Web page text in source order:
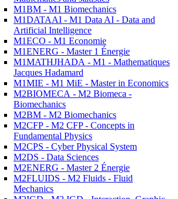
M1BM - M1 Biomechanics
M1DATAAI - M1 Data AI - Data and
Artificial Intelligence
M1ECO - M1 Economie
M1ENERG - Master 1 Énergie
M1MATHJHADA - M1 - Mathematiques
Jacques Hadamard
M1MIE - M1 MiE - Master in Economics
M2BIOMECA - M2 Biomeca -
Biomechanics
M2BM - M2 Biomechanics
M2CFP - M2 CFP - Concepts in
Fundamental Physics
M2CPS - Cyber Physical System
M2DS - Data Sciences
M2ENERG - Master 2 Énergie
M2FLUIDS - M2 Fluids - Fluid
Mechanics